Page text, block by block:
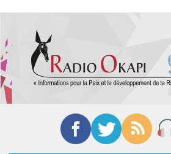
contenu
principal